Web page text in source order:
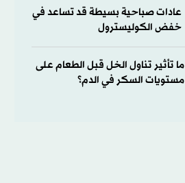
عادات صباحية بسيطة قد تساعد في
خفض الكوليسترول
ما تأثير تناول الخل قبل الطعام على
مستويات السكر في الدم؟